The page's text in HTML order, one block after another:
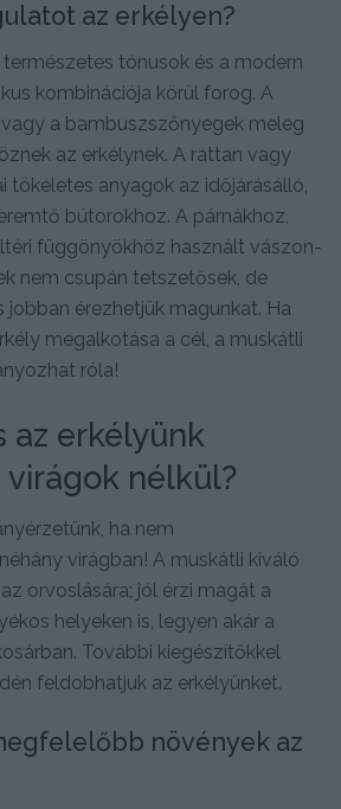
az erkélyen?
tónusok és a modern
kombinációja körül forog. A
a bambuszszőnyegek meleg
az erkélynek. A rattan vagy
tökéletes anyagok az időjárásálló,
bútorokhoz. A párnákhoz,
függönyökhöz használt vászon-
nem csupán tetszetősek, de
jobban érezhetjük magunkat. Ha
megalkotása a cél, a muskátli
róla!
az erkélyünk
virágok nélkül?
ha nem
virágban! A muskátli kiváló
orvoslására; jól érzi magát a
helyeken is, legyen akár a
További kiegészítőkkel
feldobhatjuk az erkélyünket.
növények az